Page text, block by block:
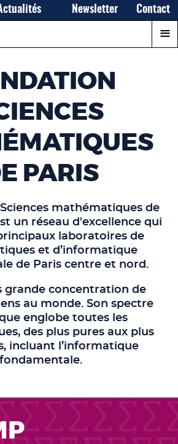
Newsletter Contact
≡
PARIS
mathématiques de
un réseau d'excellence qui
laboratoires de
et d’informatique
de Paris centre et nord.
grande concentration de
au monde. Son spectre
englobe toutes les
des plus pures aux plus
incluant l’informatique
fondamentale.